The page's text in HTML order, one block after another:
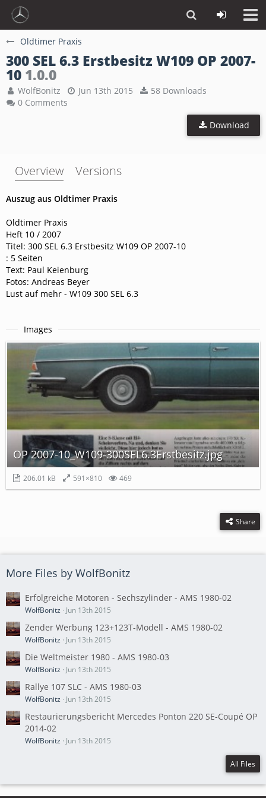
Oldtimer Praxis
300 SEL 6.3 Erstbesitz W109 OP 2007-
10 1.0.0
WolfBonitz Jun 13th 2015
58 Downloads
0 Comments
Download
Overview Versions
Auszug aus Oldtimer Praxis
Oldtimer Praxis
Heft 10 / 2007
Titel: 300 SEL 6.3 Erstbesitz W109 OP 2007-10
: 5 Seiten
Text: Paul Keienburg
Fotos: Andreas Beyer
Lust auf mehr - W109 300 SEL 6.3
Images
OP 2007-10_W109-300SEL6.3Erstbesitz.jpg
206.01 kB 591×810 469
Share
More Files by WolfBonitz
Erfolgreiche Motoren - Sechszylinder - AMS 1980-02
WolfBonitz Jun 13th 2015
Zender Werbung 123+123T-Modell - AMS 1980-02
WolfBonitz Jun 13th 2015
Die Weltmeister 1980 - AMS 1980-03
WolfBonitz Jun 13th 2015
Rallye 107 SLC - AMS 1980-03
WolfBonitz Jun 13th 2015
Restaurierungsbericht Mercedes Ponton 220 SE-Coupé OP
2014-02
WolfBonitz Jun 13th 2015
All Files